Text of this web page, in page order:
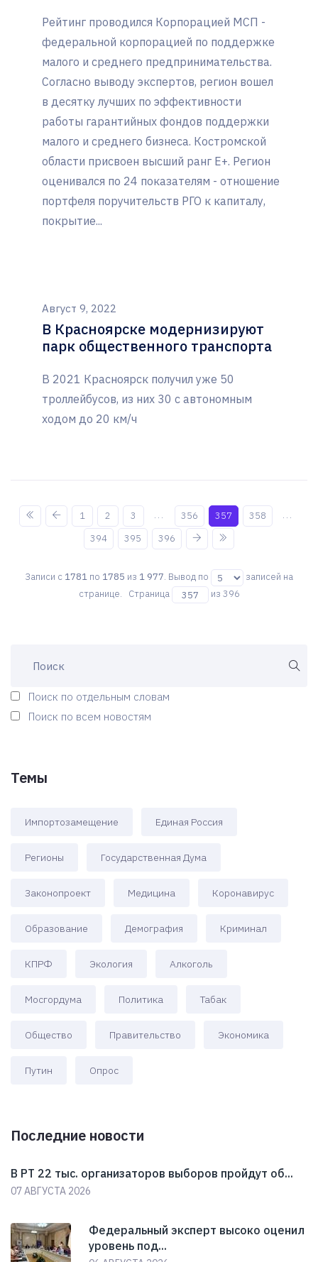
Рейтинг проводился Корпорацией МСП -
федеральной корпорацией по поддержке
малого и среднего предпринимательства.
Согласно выводу экспертов, регион вошел
в десятку лучших по эффективности
работы гарантийных фондов поддержки
малого и среднего бизнеса. Костромской
области присвоен высший ранг Е+. Регион
оценивался по 24 показателям - отношение
портфеля поручительств РГО к капиталу,
покрытие...
Август 9, 2022
В Красноярске модернизируют
парк общественного транспорта
В 2021 Красноярск получил уже 50
троллейбусов, из них 30 с автономным
ходом до 20 км/ч
1 2 3 ... 356 357 358
...
394
395 396
Записи с 1781 по 1785 из 1 977. Вывод по
записей на
странице. Страница
из 396
Поиск по отдельным словам
Поиск по всем новостям
Темы
Импортозамещение Единая Россия
Регионы Государственная Дума
Законопроект Медицина Коронавирус
Образование Демография Криминал
КПРФ Экология Алкоголь
Мосгордума Политика Табак
Общество Правительство Экономика
Путин Опрос
Последние новости
В РТ 22 тыс. организаторов выборов пройдут об...
07 АВГУСТА 2026
Федеральный эксперт высоко оценил
уровень под...